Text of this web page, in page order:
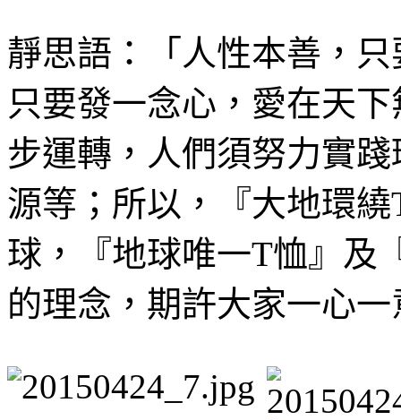
靜思語：「人性本善，
只要發一念心，愛在天
步運轉，人們須努力實
源等；所以，『大地環
球，『地球唯一T恤』及
的理念，期許大家一心